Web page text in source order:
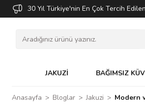
30 Yıl Türkiye'nin En Çok Tercih
JAKUZİ BAĞIMSIZ
Anasayfa Bloglar Jakuzi Modern